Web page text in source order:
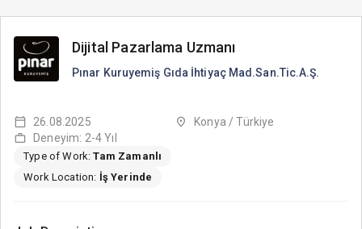
Dijital Pazarlama Uzmanı
Pınar Kuruyemiş Gıda İhtiyaç Mad.San.Tic.A.Ş.
26.08.2025
Konya / Türkiye
Deneyim: 2-4 Yıl
Type of Work:Tam Zamanlı
Work Location: İş Yerinde